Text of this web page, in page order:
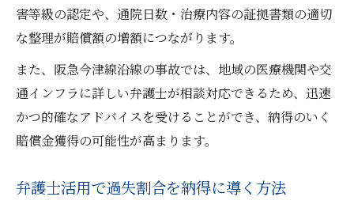
害等級の認定や、通院日数・治療内容の証拠書類の適切
な整理が賠償額の増額につながります。
また、阪急今津線沿線の事故では、地域の医療機関や交
通インフラに詳しい弁護士が相談対応できるため、迅速
かつ的確なアドバイスを受けることができ、納得のいく
賠償金獲得の可能性が高まります。
弁護士活用で過失割合を納得に導く方法